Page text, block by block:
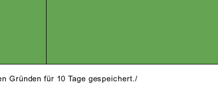
Gründen für 10 Tage gespeichert./